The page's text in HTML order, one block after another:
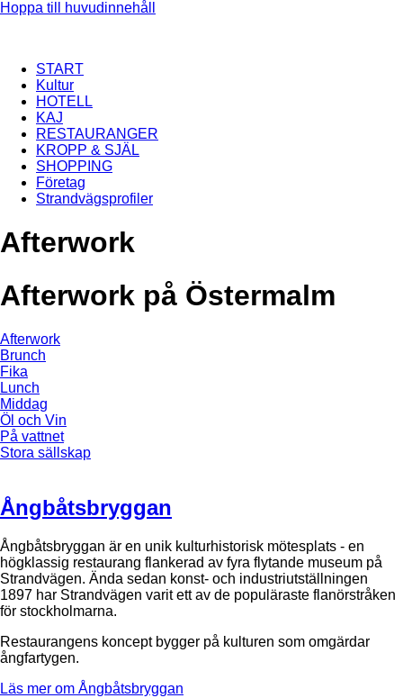
Hoppa till huvudinnehåll
START
Kultur
HOTELL
KAJ
RESTAURANGER
KROPP & SJÄL
SHOPPING
Företag
Strandvägsprofiler
Afterwork
Afterwork på Östermalm
Afterwork
Brunch
Fika
Lunch
Middag
Öl och Vin
På vattnet
Stora sällskap
Ångbåtsbryggan
Ångbåtsbryggan är en unik kulturhistorisk mötesplats - en
högklassig restaurang flankerad av fyra flytande museum på
Strandvägen. Ända sedan konst- och industriutställningen
1897 har Strandvägen varit ett av de populäraste flanörstråken
för stockholmarna.
Restaurangens koncept bygger på kulturen som omgärdar
ångfartygen.
Läs mer om Ångbåtsbryggan